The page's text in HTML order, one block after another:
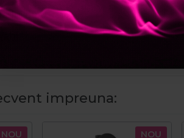
de tuns
impreuna:
NOU
NOU